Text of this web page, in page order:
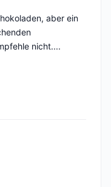
aber ein
nicht....